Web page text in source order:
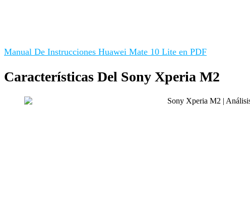
Manual De Instrucciones Huawei Mate 10 Lite en PDF
Características Del Sony Xperia M2